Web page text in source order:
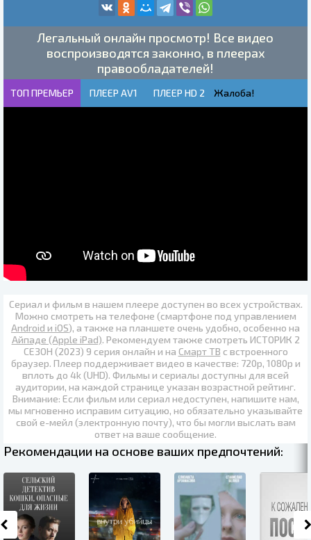
Легальный онлайн просмотр! Все видео
воспроизводятся законно, в плеерах
правообладателей!
ТОП ПРЕМЬЕР ПЛЕЕР AV1 ПЛЕЕР HD 2 Жалоба!
Сериал и фильм в нашем плеере доступен во всех устройствах.
Можно смотреть на телефоне (смартфоне под управлением
Android и iOS), а также на планшете очень удобно, особенно на
Айпаде (Apple iPad). Рекомендуем также смотреть ИСТОРИК 2
СЕЗОН (2023) 9 серия онлайн и на Смарт ТВ с встроенного
браузер. Плеер поддерживает видео в качестве: 720p, 1080p и
вплоть до 4k (UHD). Фильмы и сериалы доступны для всей
аудитории, на каждой странице указан возрастной рейтинг.
Внимание: Если фильм или сериал недоступен, напишите нам,
мы мгновенно исправим ситуацию, но обязательно указывайте
свой е-мейл (электронную почту), что бы могли выслать вам
ответ на ваше сообщение.
Рекомендации на основе ваших предпочтений: